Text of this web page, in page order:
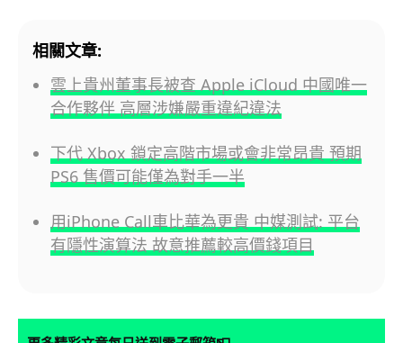
相關文章:
雲上貴州董事長被查 Apple iCloud 中國唯一
合作夥伴 高層涉嫌嚴重違紀違法
下代 Xbox 鎖定高階市場或會非常昂貴 預期
PS6 售價可能僅為對手一半
用iPhone Call車比華為更貴 中媒測試: 平台
有隱性演算法 故意推薦較高價錢項目